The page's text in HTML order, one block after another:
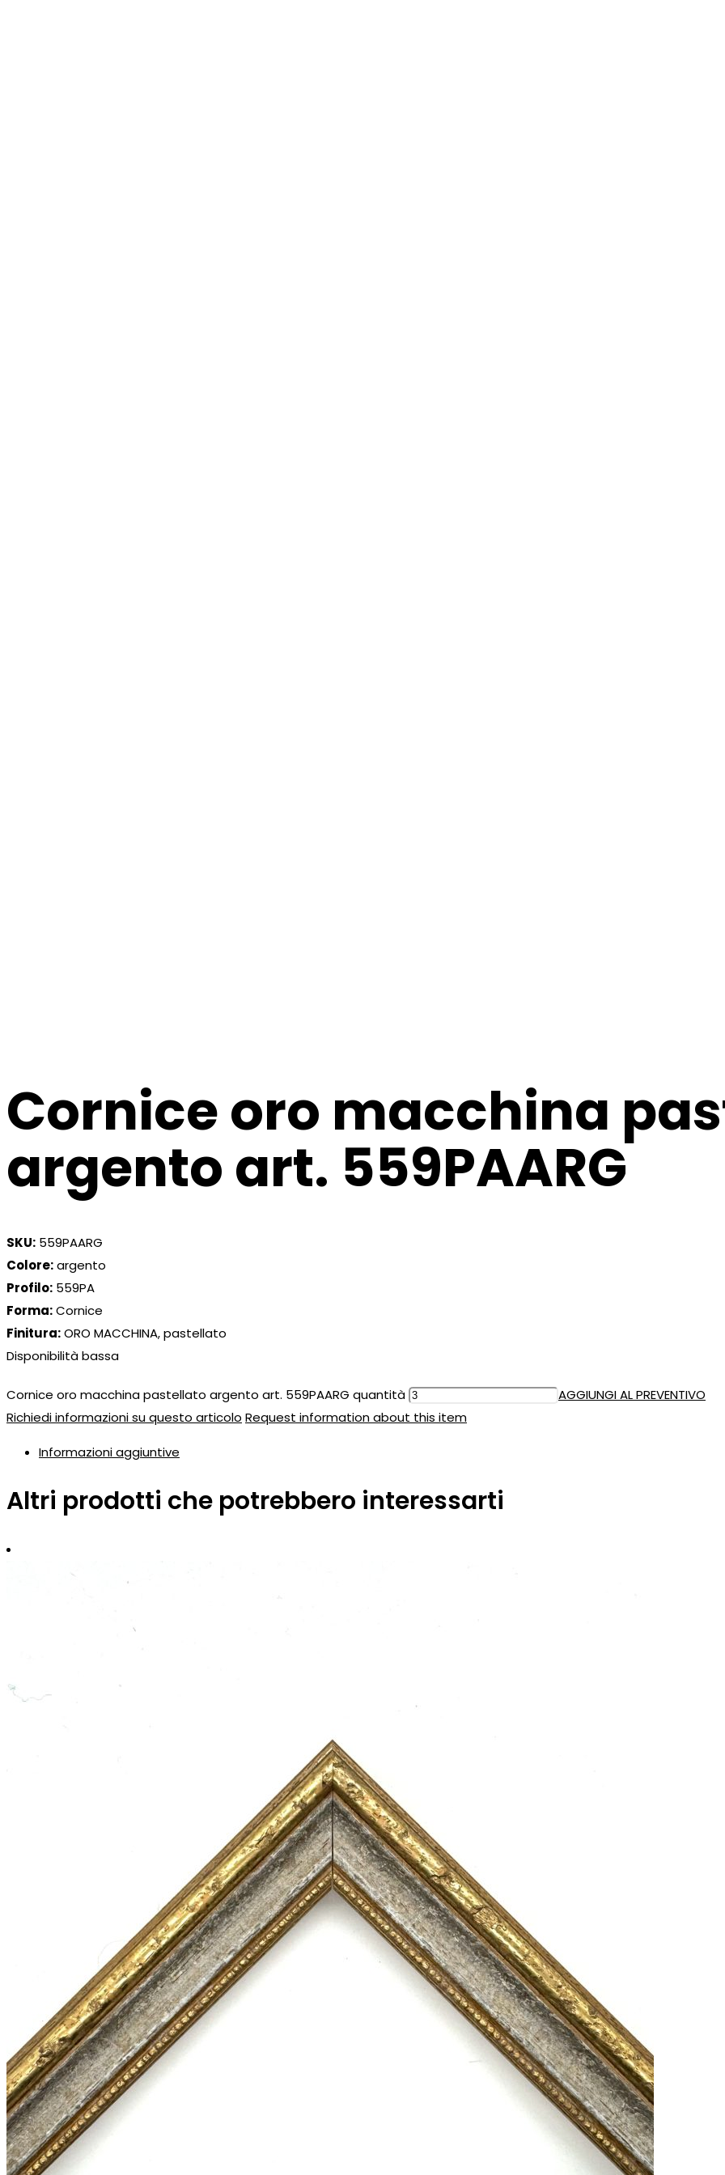
Cornice oro macchina
argento art. 559PAARG
SKU: 559PAARG
Colore:argento
Profilo: 559PA
Forma:Cornice
Finitura:ORO MACCHINA, pastellato
Disponibilità bassa
Cornice oro macchina pastellato argento art. 559PAARG quantità
AGGIUNGI AL PREVENTIVO
Richiedi informazioni su questo articolo Request information about this item
Informazioni aggiuntive
Altri prodotti che potrebbero interessarti